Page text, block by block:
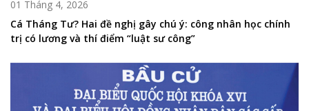
01 Tháng 4, 2026
Cá Tháng Tư? Hai đề nghị gây chú ý: công nhân học chính
trị có lương và thí điểm “luật sư công”